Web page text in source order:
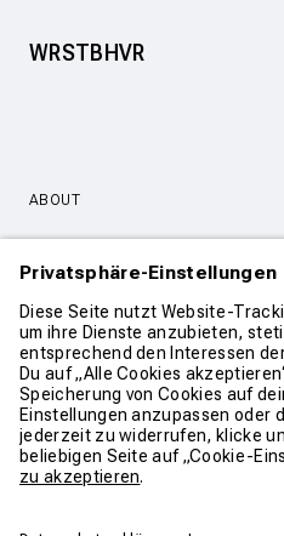
WRSTBHVR
ABOUT
SERVICE & SUPPORT
KONTAKT